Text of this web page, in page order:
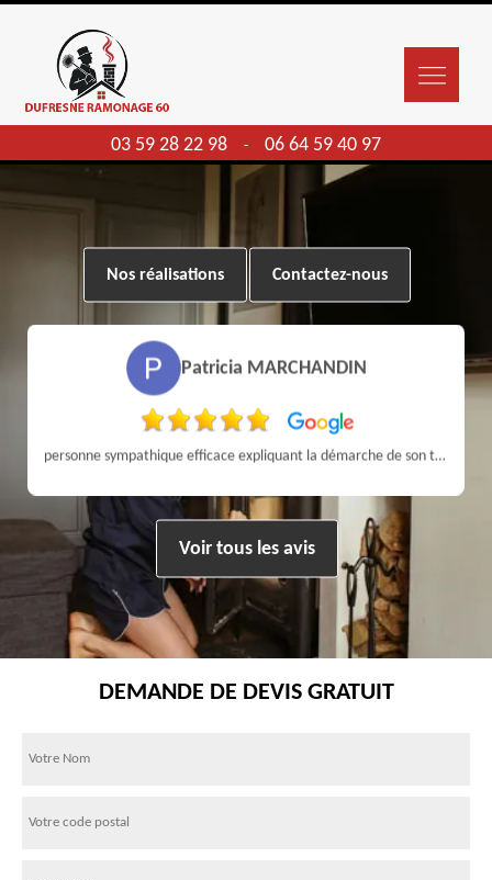
03 59 28 22 98 - 06 64 59 40 97
Nos réalisations Contactez-nous
Patricia MARCHANDIN
personne sympathique efficace expliquant la démarche de son travail pour un résultat de qualité . A recommander
Voir tous les avis
DEMANDE DE DEVIS GRATUIT